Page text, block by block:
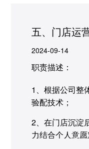
五、门店运
2024-09-14
职责描述：
1、根据公司整
验配技术；
2、在门店沉淀
力结合个人意愿